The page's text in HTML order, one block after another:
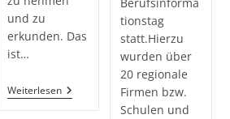
und zu
erkunden. Das
ist…
WeiterlesenZu
Besuch
Berufsinforma
tionstag
statt.Hierzu
wurden über
20 regionale
Firmen bzw.
Schulen und